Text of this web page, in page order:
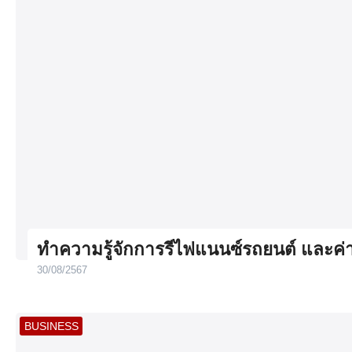
ทำความรู้จักการรีไฟแนนซ์รถยนต์ และ
30/08/2567
BUSINESS